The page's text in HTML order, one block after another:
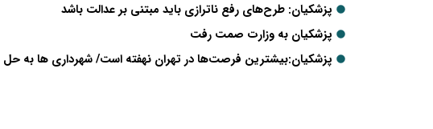
پزشکیان: طرح‌های رفع ناترازی باید مبتنی بر عدالت باشد
پزشکیان به وزارت صمت رفت
پزشکیان:بیشترین فرصت‌ها در تهران نهفته است/ شهرداری ها به